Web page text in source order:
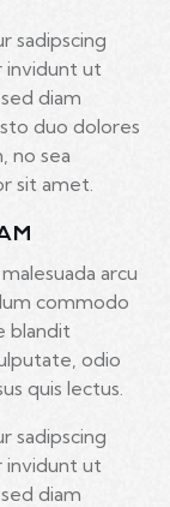
sadipscing
invidunt ut
diam
duo dolores
no sea
sit amet.
arcu
commodo
blandit
odio
quis lectus.
sadipscing
invidunt ut
diam